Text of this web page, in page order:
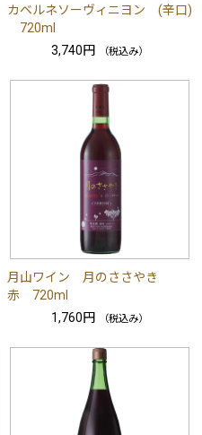
カベルネソーヴィニヨン (辛口)
720ml
3,740円
（税込み）
月山ワイン 月のささやき
赤 720ml
1,760円
（税込み）